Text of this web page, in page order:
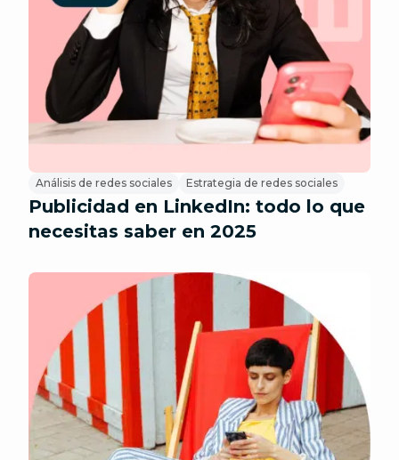
Análisis de redes sociales Estrategia de redes sociales
Publicidad en LinkedIn: todo lo que
necesitas saber en 2025